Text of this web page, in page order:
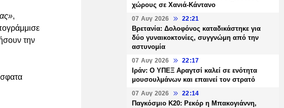
,
την
χώρους σε Χανιά-Κάντανο
07 Αυγ 2026 22:21
Βρετανία: Δολοφόνος καταδικάστηκε για
δύο γυναικοκτονίες, συγγνώμη από την
αστυνομία
07 Αυγ 2026 22:17
Ιράν: Ο ΥΠΕΞ Αραγτσί καλεί σε ενότητα
μουσουλμάνων και επαινεί τον στρατό
07 Αυγ 2026 22:14
Παγκόσμιο Κ20: Ρεκόρ η Μπακογιάννη,